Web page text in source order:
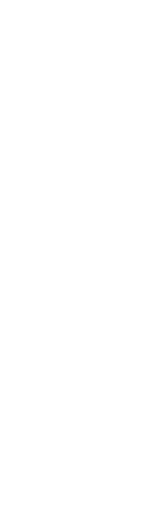
partenaires
kilométrages
des
la conformité.
de
travail,
ville).
ET
est